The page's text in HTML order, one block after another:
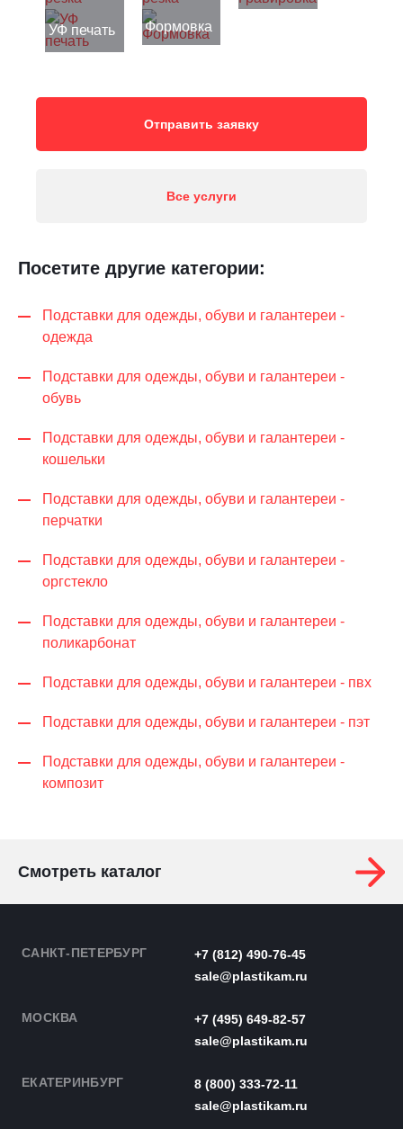
УФ печать Формовка
Отправить заявку
Все услуги
Посетите другие категории:
Подставки для одежды, обуви и галантереи -
одежда
Подставки для одежды, обуви и галантереи -
обувь
Подставки для одежды, обуви и галантереи -
кошельки
Подставки для одежды, обуви и галантереи -
перчатки
Подставки для одежды, обуви и галантереи -
оргстекло
Подставки для одежды, обуви и галантереи -
поликарбонат
Подставки для одежды, обуви и галантереи - пвх
Подставки для одежды, обуви и галантереи - пэт
Подставки для одежды, обуви и галантереи -
композит
Смотреть каталог
САНКТ-ПЕТЕРБУРГ
+7 (812) 490-76-45
sale@plastikam.ru
МОСКВА
+7 (495) 649-82-57
sale@plastikam.ru
ЕКАТЕРИНБУРГ
8 (800) 333-72-11
sale@plastikam.ru